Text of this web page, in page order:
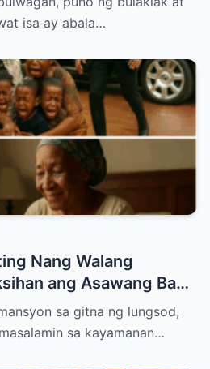
Kasal
isa ay abala…
Nang Walang
ang Asawang Bago
Tubig sa
— Ang Ginawa Niyang
sa gitna ng lungsod,
sa kayamanan…